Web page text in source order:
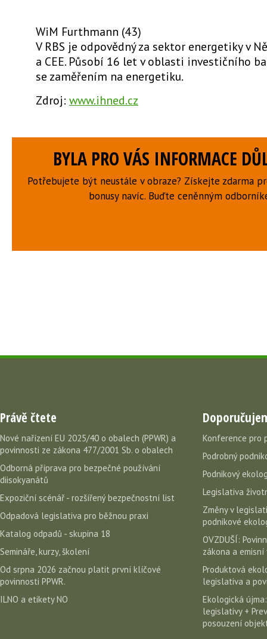
WiM Furthmann (43)
V RBS je odpovědný za sektor energetiky v
a CEE. Působí 16 let v oblasti investičního
se zaměřením na energetiku.
Zdroj: www.ihned.cz
BYLA PRO VÁS INFORMACE
Potřebujete být neustále v obraze? Získejte zdarma
bonusy navíc. Buďte ceněnným
Právě čtete
Nové nařízení EU 2025/40 o obalech (PPWR) a
povinnosti ze zákona 477/2001 Sb. o obalech
Odborná příprava pro bezpečné používání
diisokyanátů
Expoziční scénář - rozšířený bezpečnostní list
Odpadová legislativa pro běžnou praxi
Katalog odpadů - skupina 18
Semináře, kurzy, školení
Od srpna 2026 začnou platit první klíčové
povinnosti PPWR.
ILNO a etikety NO
Konference pro
Podrobný
Podnikový
Legislativa
Změny v
podnikové
OVZDUŠÍ:
zákona a emisní
Produktová
legislativa a
Ekologická
legislativy +
posouzení